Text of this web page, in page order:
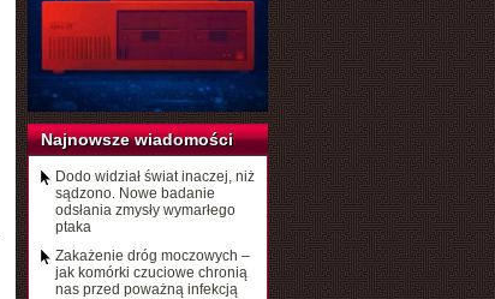
Najnowsze wiadomości
Dodo widział świat inaczej, niż
sądzono. Nowe badanie
odsłania zmysły wymarłego
ptaka
Zakażenie dróg moczowych –
jak komórki czuciowe chronią
nas przed poważną infekcją